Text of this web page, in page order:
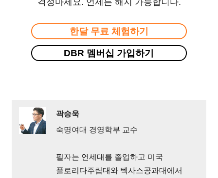
걱정마세요. 언제든 해지 가능합니다.
한달 무료 체험하기
DBR 멤버십 가입하기
곽승욱
숙명여대 경영학부 교수
필자는 연세대를 졸업하고 미국
플로리다주립대와 텍사스공과대에서